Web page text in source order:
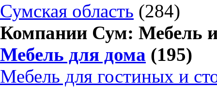
Сумская область (284)
Компании Сум: Мебель
Мебель для дома (195)
Мебель для гостиных и